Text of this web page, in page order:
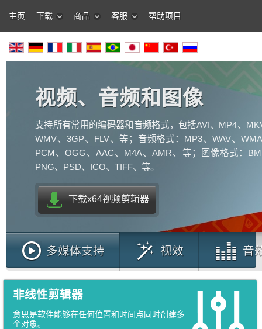
主页 下载 商品 客服 帮助项目
视频、音频和图像
支持所有常用的编码器和音频格式，包括AVI、MP4、
WMV、3GP、FLV、等；音频格式：MP3、WAV、
PCM、OGG、AAC、M4A、AMR、等；图像格式：
PNG、PSD、ICO、TIFF、等。
下载x64视频剪辑器
多媒体支持 视效 音
非线性剪辑器
意思是软件能够在任何位置和时间点同时创建多
个对象。